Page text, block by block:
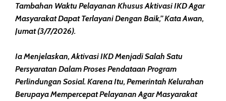
Tambahan Waktu Pelayanan Khusus Aktivasi IKD Agar
Masyarakat Dapat Terlayani Dengan Baik,” Kata Awan,
Jumat (3/7/2026).
Ia Menjelaskan, Aktivasi IKD Menjadi Salah Satu
Persyaratan Dalam Proses Pendataan Program
Perlindungan Sosial. Karena Itu, Pemerintah Kelurahan
Berupaya Mempercepat Pelayanan Agar Masyarakat